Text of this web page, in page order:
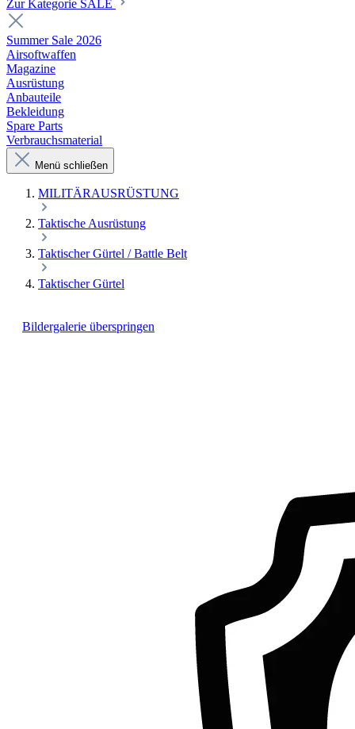
Zur Kategorie SALE
Summer Sale 2026
Airsoftwaffen
Magazine
Ausrüstung
Anbauteile
Bekleidung
Spare Parts
Verbrauchsmaterial
Menü schließen
MILITÄRAUSRÜSTUNG
Taktische Ausrüstung
Taktischer Gürtel / Battle Belt
Taktischer Gürtel
Bildergalerie überspringen